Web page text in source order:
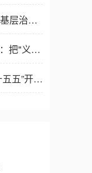
总书记的人民情怀 | “必须抓好基层治理现代化这项基础性工作”
习近平近日作出重要指示强调：把"义乌发展经验"进一步总结好运用好 探索走出符合各自实际的高质量发展之路
总书记两会后首次考察指引“十五五”开局起步